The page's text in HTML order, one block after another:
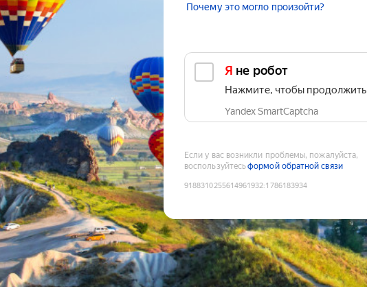
Почему это могло произойти?
Я не робот
Нажмите, чтобы продолжить
Yandex SmartCaptcha
Если у вас возникли проблемы, пожалуйста,
воспользуйтесьформой обратной связи
9188310255614961932:1786183934